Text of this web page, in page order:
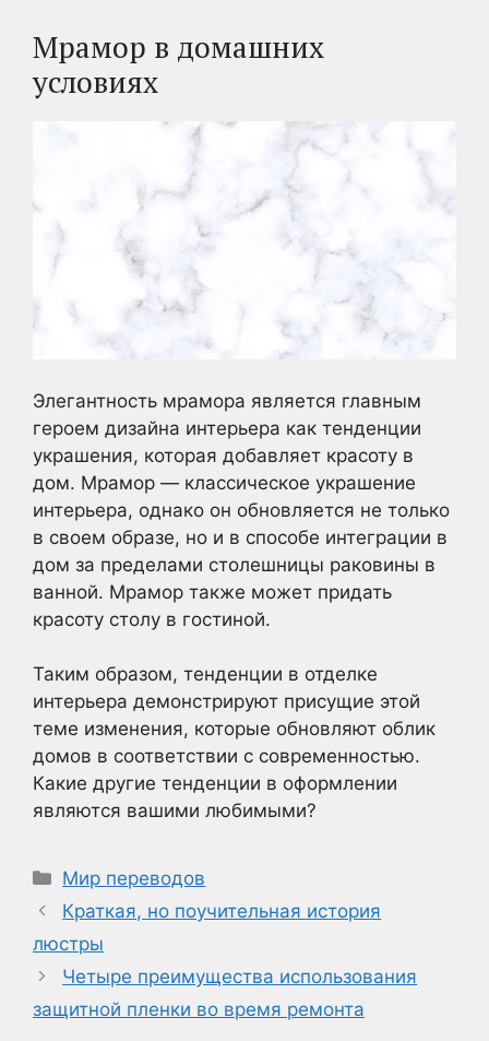
Мрамор в домашних
условиях
Элегантность мрамора является главным
героем дизайна интерьера как тенденции
украшения, которая добавляет красоту в
дом. Мрамор — классическое украшение
интерьера, однако он обновляется не только
в своем образе, но и в способе интеграции в
дом за пределами столешницы раковины в
ванной. Мрамор также может придать
красоту столу в гостиной.
Таким образом, тенденции в отделке
интерьера демонстрируют присущие этой
теме изменения, которые обновляют облик
домов в соответствии с современностью.
Какие другие тенденции в оформлении
являются вашими любимыми?
Рубрики
Мир переводов
Краткая, но поучительная история
люстры
Четыре преимущества использования
защитной пленки во время ремонта